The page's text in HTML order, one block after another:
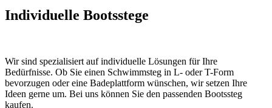
Individuelle Bootsstege
Wir sind spezialisiert auf individuelle Lösungen für Ihre
Bedürfnisse. Ob Sie einen Schwimmsteg in L- oder T-Form
bevorzugen oder eine Badeplattform wünschen, wir setzen Ihre
Ideen gerne um. Bei uns können Sie den passenden Bootssteg
kaufen.